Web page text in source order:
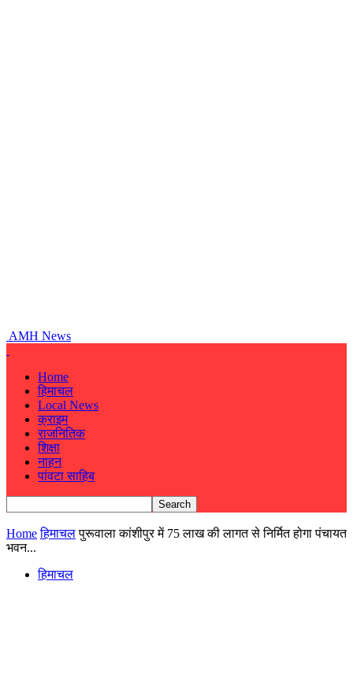
AMH News
Home
हिमाचल
Local News
क्राइम
राजनितिक
शिक्षा
नाहन
पांवटा साहिब
Home हिमाचल पुरूवाला कांशीपुर में 75 लाख की लागत से निर्मित होगा पंचायत
भवन...
हिमाचल